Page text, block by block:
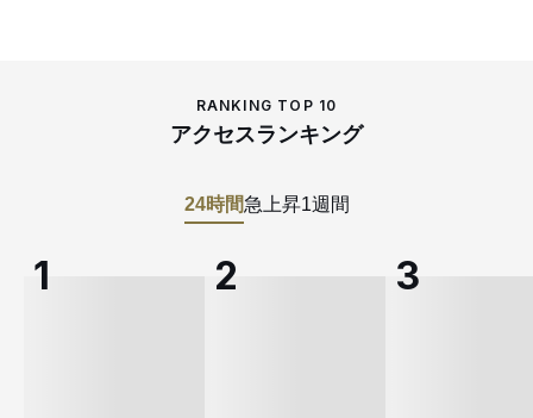
RANKING TOP 10
アクセスランキング
24時間急上昇1週間